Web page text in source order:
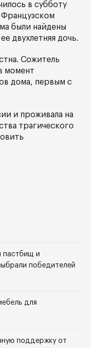
в субботу
были найдены
двухлетняя дочь.
Сожитель
момент
дома, первым с
и проживала на
трагического
пастбищ и
победителей
для
поддержку от